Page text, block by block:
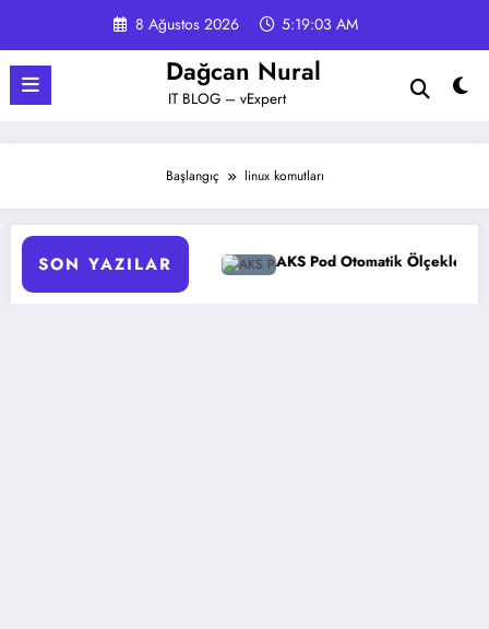
8 Ağustos 2026 5:19:03 AM
Dağcan Nural
IT BLOG – vExpert
Başlangıç linux komutları
SON YAZILAR
Nasıl Yapılır? AKS Pod Otomatik Ölçeklendirme